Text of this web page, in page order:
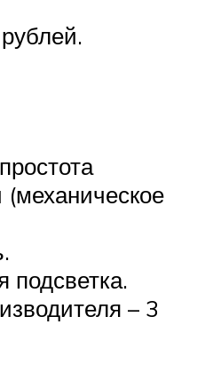
(механическое
подсветка.
– 3